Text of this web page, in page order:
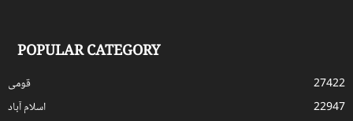
POPULAR CATEGORY
قومی
27422
اسلام آباد
22947